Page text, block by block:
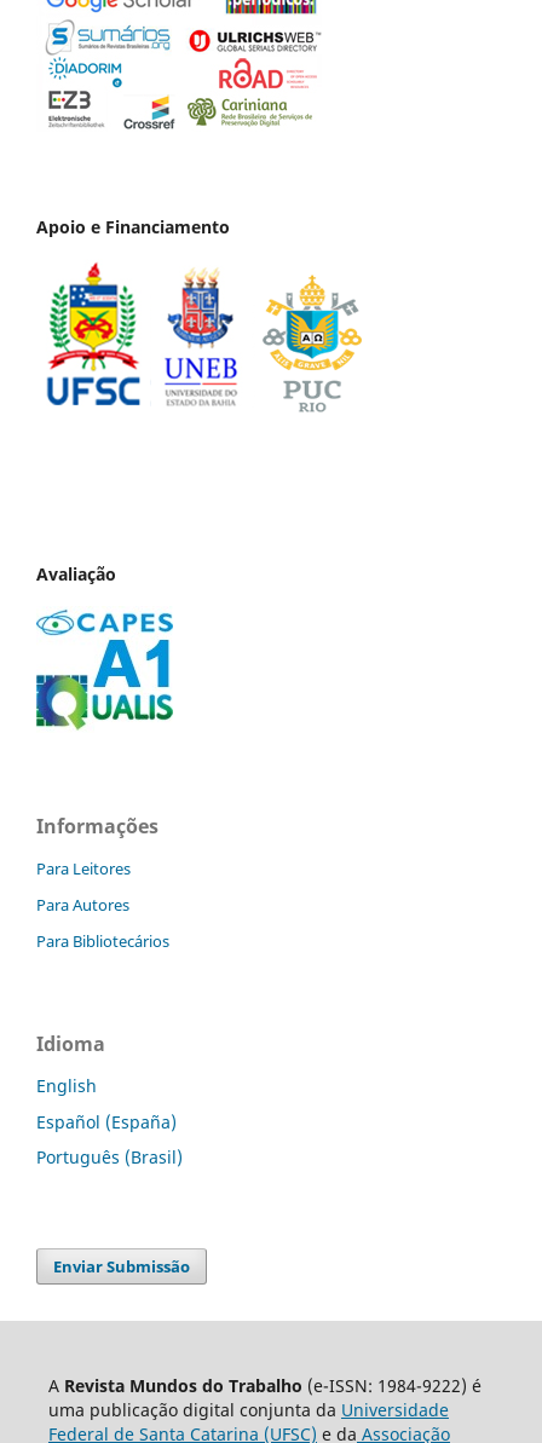
Apoio e Financiamento
Avaliação
Informações
Para Leitores
Para Autores
Para Bibliotecários
Idioma
English
Español (España)
Português (Brasil)
Enviar Submissão
A Revista Mundos do Trabalho (e-ISSN: 1984-9222) é
uma publicação digital conjunta da Universidade
Federal de Santa Catarina (UFSC) e da Associação